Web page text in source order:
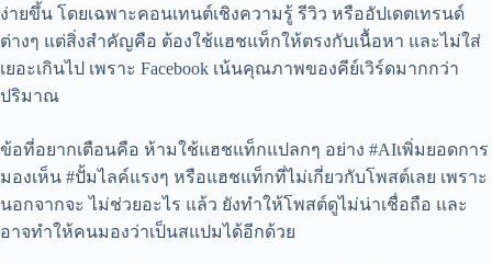
ง่ายขึ้น โดยเฉพาะคอนเทนต์เชิงความรู้ รีวิว หรืออัปเดตเทรนด์
ต่างๆ แต่สิ่งสำคัญคือ ต้องใช้แฮชแท็กให้ตรงกับเนื้อหา และไม่ใส่
เยอะเกินไป เพราะ Facebook เน้นคุณภาพของคีย์เวิร์ดมากกว่า
ปริมาณ
ข้อที่อยากเตือนคือ ห้ามใช้แฮชแท็กแปลกๆ อย่าง #AIเพิ่มยอดการ
มองเห็น #ปั้มไลค์แรงๆ หรือแฮชแท็กที่ไม่เกี่ยวกับโพสต์เลย เพราะ
นอกจากจะ ไม่ช่วยอะไร แล้ว ยังทำให้โพสต์ดูไม่น่าเชื่อถือ และ
อาจทำให้คนมองว่าเป็นสแปมได้อีกด้วย